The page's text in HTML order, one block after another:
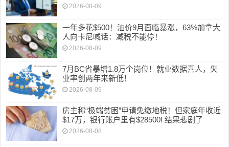
2026-08-09
一年多花$500！油价9月面临暴涨，63%加拿大
人向卡尼喊话：减税不能停！
2026-08-09
7月BC省暴增1.8万个岗位！就业数据喜人，失
业率创两年来新低！
2026-08-09
房主称“极端贫困”申请免缴地税！但家庭年收近
$17万，银行账户里有$28500! 结果悲剧了
2026-08-08